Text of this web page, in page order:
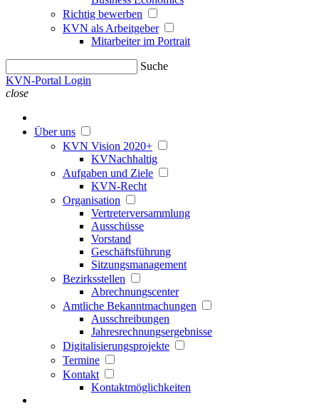
Richtig bewerben
KVN als Arbeitgeber
Mitarbeiter im Portrait
Suche
KVN-Portal Login
close
Über uns
KVN Vision 2020+
KVNachhaltig
Aufgaben und Ziele
KVN-Recht
Organisation
Vertreterversammlung
Ausschüsse
Vorstand
Geschäftsführung
Sitzungsmanagement
Bezirksstellen
Abrechnungscenter
Amtliche Bekanntmachungen
Ausschreibungen
Jahresrechnungsergebnisse
Digitalisierungsprojekte
Termine
Kontakt
Kontaktmöglichkeiten